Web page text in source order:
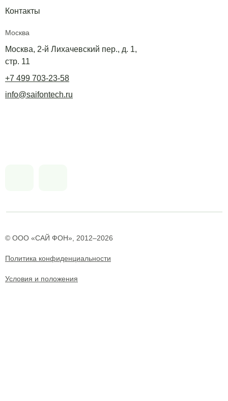
Контакты
Москва
Москва, 2-й Лихачевский пер., д. 1,
стр. 11
+7 499 703-23-58
info@saifontech.ru
Политика конфиденциальности
© ООО «САЙ ФОН», 2012–2026
Условия и положения